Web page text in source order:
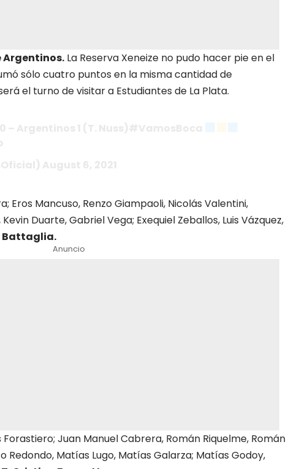
Argentinos. La Reserva Xeneize no pudo hacer pie en el
sólo cuatro puntos en la misma cantidad de
el turno de visitar a Estudiantes de La Plata.
Eros Mancuso, Renzo Giampaoli, Nicolás Valentini,
Duarte, Gabriel Vega; Exequiel Zeballos, Luis Vázquez,
Battaglia.
Anuncio
Forastiero; Juan Manuel Cabrera, Román Riquelme, Román
Redondo, Matías Lugo, Matías Galarza; Matías Godoy,